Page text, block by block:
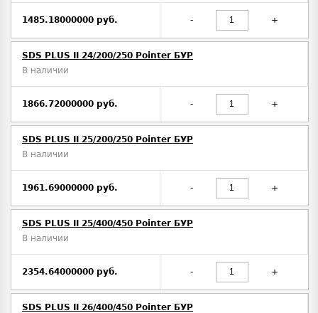
1485.18000000 руб. - +
SDS PLUS II 24/200/250 Pointer БУР
В наличии
1866.72000000 руб. - +
SDS PLUS II 25/200/250 Pointer БУР
В наличии
1961.69000000 руб. - +
SDS PLUS II 25/400/450 Pointer БУР
В наличии
2354.64000000 руб. - +
SDS PLUS II 26/400/450 Pointer БУР